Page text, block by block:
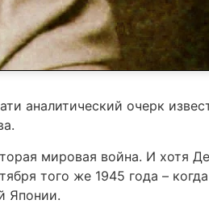
аналитический очерк
мировая война. И хотя
того же 1945 года –
Японии.